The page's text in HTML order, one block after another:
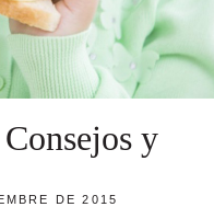
y
DE 2015